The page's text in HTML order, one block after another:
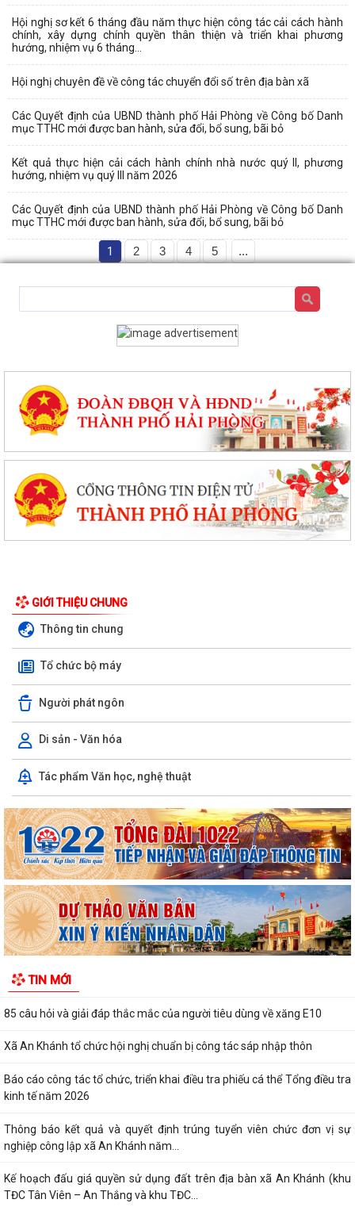
Hội nghị sơ kết 6 tháng đầu năm thực hiện công tác cải cách hành
chính, xây dựng chính quyền thân thiện và triển khai phương
hướng, nhiệm vụ 6 tháng...
Hội nghị chuyên đề về công tác chuyển đổi số trên địa bàn xã
Các Quyết định của UBND thành phố Hải Phòng về Công bố Danh
mục TTHC mới được ban hành, sửa đổi, bổ sung, bãi bỏ
Kết quả thực hiện cải cách hành chính nhà nước quý II, phương
hướng, nhiệm vụ quý III năm 2026
Các Quyết định của UBND thành phố Hải Phòng về Công bố Danh
mục TTHC mới được ban hành, sửa đổi, bổ sung, bãi bỏ
1 2 3 4 5 ...
GIỚI THIỆU CHUNG
Thông tin chung
Tổ chức bộ máy
Người phát ngôn
Di sản - Văn hóa
Tác phẩm Văn học, nghệ thuật
TIN MỚI
và các khoản hỗ trợ đầu năm học...
UBND xã An Khánh họp nghe báo cáo công tác chuẩn bị các hoạt động
kỷ niệm Ngày Thương binh - Liệt...
V/v nâng cao chất lượng và hiệu quả giải quyết thủ tục hành chính
phục vụ người dân, doanh nghiệp
V/v tăng cường công tác truyền thông phòng ngừa, giảm thiểu lao
động trẻ em
2026
85 câu hỏi và giải đáp thắc mắc của người tiêu dùng về xăng E10
Xã An Khánh tổ chức hội nghị chuẩn bị công tác sáp nhập thôn
Báo cáo công tác tổ chức, triển khai điều tra phiếu cá thể Tổng điều tra
kinh tế năm 2026
Thông báo kết quả và quyết định trúng tuyển viên chức đơn vị sự
nghiệp công lập xã An Khánh năm...
Kế hoạch đấu giá quyền sử dụng đất trên địa bàn xã An Khánh (khu
TĐC Tân Viên – An Thắng và khu TĐC...